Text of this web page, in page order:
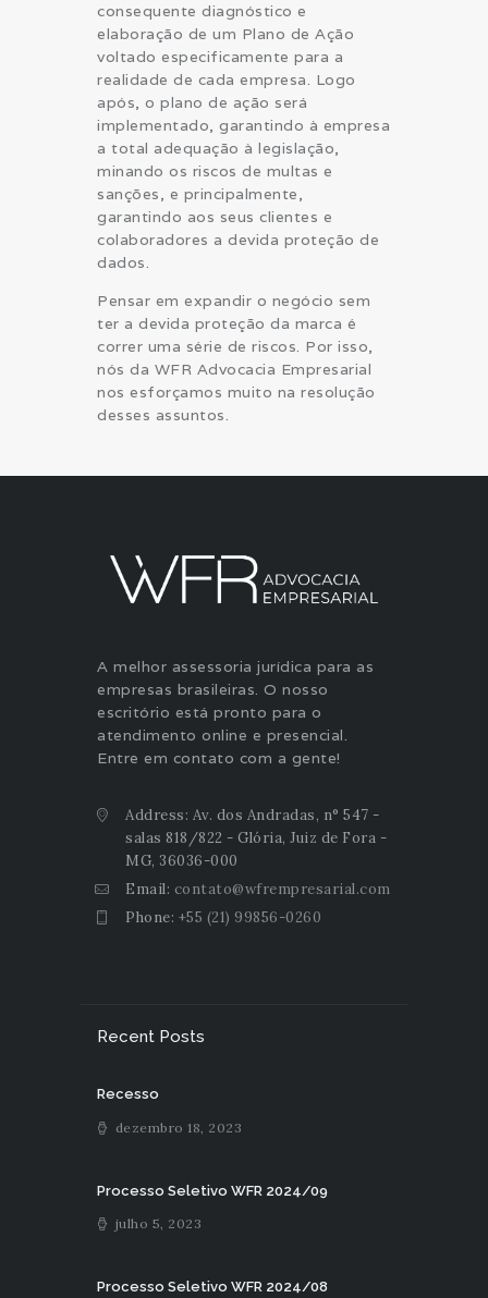
consequente diagnóstico e
elaboração de um Plano de Ação
voltado especificamente para a
realidade de cada empresa. Logo
após, o plano de ação será
implementado, garantindo à empresa
a total adequação à legislação,
minando os riscos de multas e
sanções, e principalmente,
garantindo aos seus clientes e
colaboradores a devida proteção de
dados.
Pensar em expandir o negócio sem
ter a devida proteção da marca é
correr uma série de riscos. Por isso,
nós da WFR Advocacia Empresarial
nos esforçamos muito na resolução
desses assuntos.
A melhor assessoria jurídica para as
empresas brasileiras. O nosso
escritório está pronto para o
atendimento online e presencial.
Entre em contato com a gente!
Address: Av. dos Andradas, n° 547 -
salas 818/822 - Glória, Juiz de Fora -
MG, 36036-000
Email: contato@wfrempresarial.com
Phone: +55 (21) 99856-0260
Recent Posts
Recesso
dezembro 18, 2023
Processo Seletivo WFR 2024/09
julho 5, 2023
Processo Seletivo WFR 2024/08